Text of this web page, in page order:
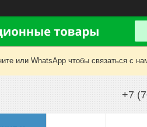
или WhatsApp чтобы связаться с
+7